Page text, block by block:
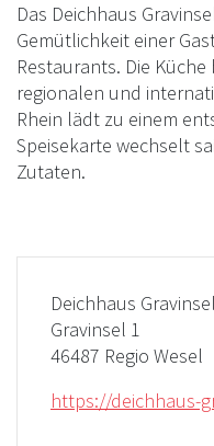
Das Deichhaus
Gemütlichkeit einer
Restaurants. Die
regionalen und
Rhein lädt zu einem
Speisekarte wechselt
Zutaten.
Deichhaus Gravinsel
Gravinsel 1
46487 Regio Wesel
https://deichhaus-